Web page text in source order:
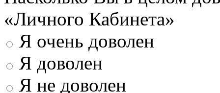
«Личного Кабинета»
Я очень доволен
Я доволен
Я не доволен